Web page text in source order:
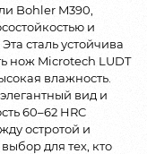
Bohler M390,
и
сталь устойчива
нож Microtech LUDT
влажность.
вид и
60–62 HRC
остротой и
для тех, кто